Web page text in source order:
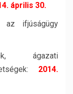
április 30.
az ifjúságügy
ágazati
2014.